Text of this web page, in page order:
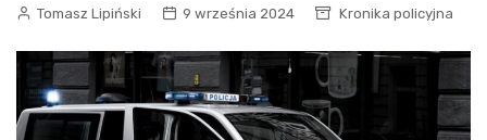
Tomasz Lipiński 9 września 2024 Kronika policyjna